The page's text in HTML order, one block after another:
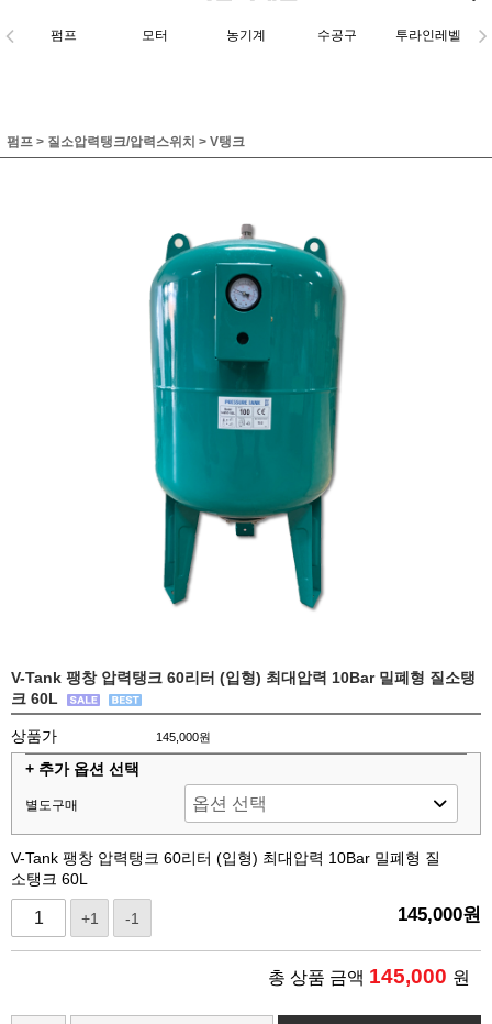
펌프 모터 농기계 수공구 투라인레벨
펌프 > 질소압력탱크/압력스위치 > V탱크
V-Tank 팽창 압력탱크 60리터 (입형) 최대압력 10Bar 밀폐형 질소탱
크 60L
상품가 145,000원
+ 추가 옵션 선택
별도구매
V-Tank 팽창 압력탱크 60리터 (입형) 최대압력 10Bar 밀폐형 질
소탱크 60L
+1 -1 145,000원
총 상품 금액 145,000 원